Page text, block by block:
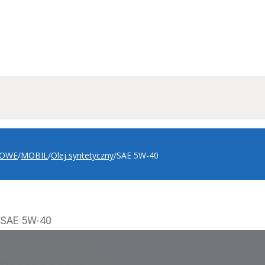
/MOBIL/Olej syntetyczny/SAE 5W-40
SAE 5W-40